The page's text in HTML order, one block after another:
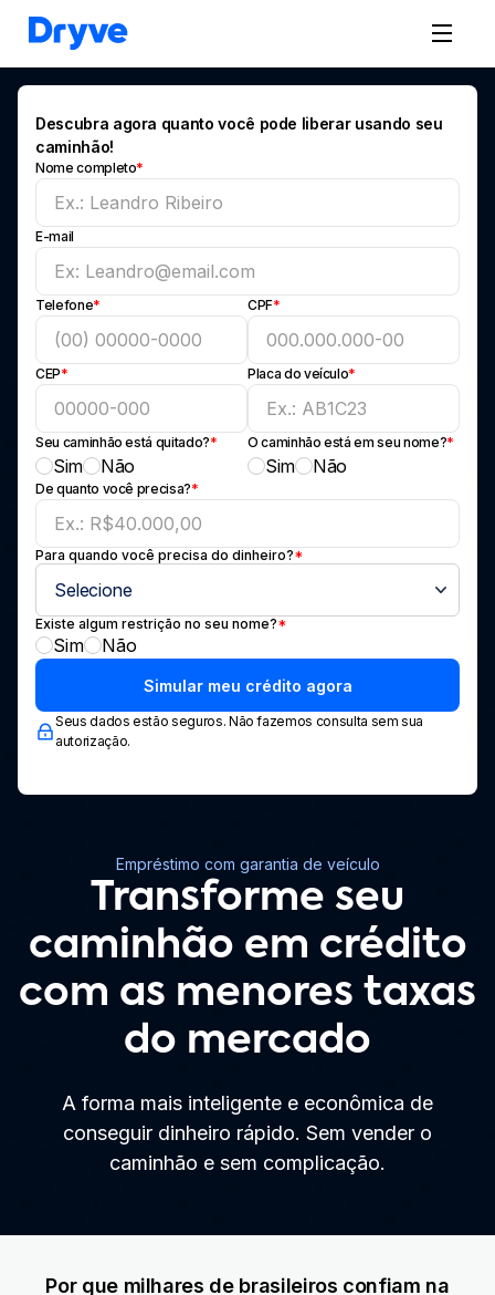
Empréstimo com garantia de veículo
Transforme seu
caminhão em crédito
com as menores taxas
do mercado
A forma mais inteligente e econômica de
conseguir dinheiro rápido. Sem vender o
caminhão e sem complicação.
Descubra agora quanto você pode liberar usando seu
caminhão!
Nome completo*
E-mail
Telefone* CPF*
CEP* Placa do veículo*
Seu caminhão está quitado?*
Sim Não
O caminhão está em seu nome?*
Sim Não
De quanto você precisa?*
Para quando você precisa do dinheiro?*
Existe algum restrição no seu nome?*
Sim Não
Seus dados estão seguros. Não fazemos consulta sem sua
autorização.
Por que milhares de brasileiros confiam na